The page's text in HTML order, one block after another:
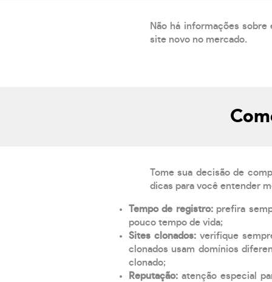
Não há informações
site novo no mercado.
Tome sua decisão de
dicas para você entender
Tempo de registro: prefira
pouco tempo de vida;
Sites clonados: verifique
clonados usam domínios
clonado;
Reputação: atenção especial